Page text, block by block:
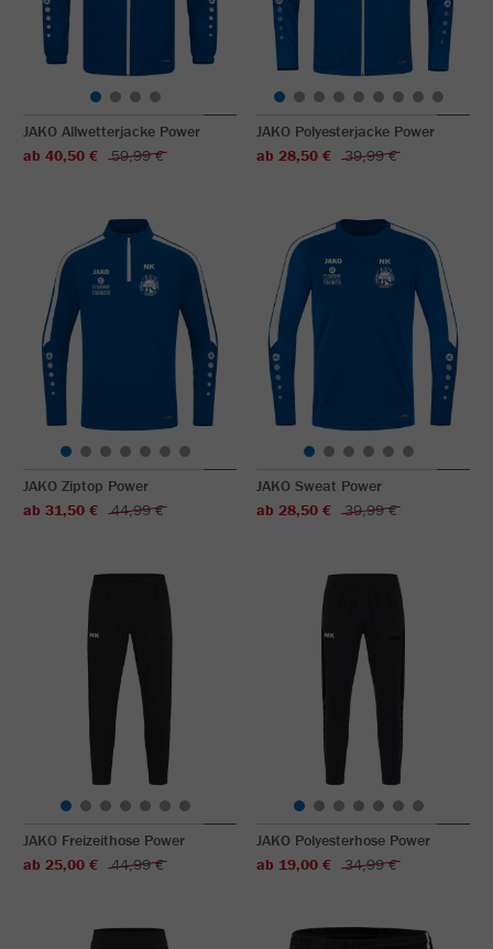
JAKO Allwetterjacke Power
ab 40,50 €
59,99 €
JAKO Polyesterjacke Power
ab 28,50 €
39,99 €
JAKO Ziptop Power
ab 31,50 €
44,99 €
JAKO Sweat Power
ab 28,50 €
39,99 €
JAKO Freizeithose Power
ab 25,00 €
44,99 €
JAKO Polyesterhose Power
ab 19,00 €
34,99 €